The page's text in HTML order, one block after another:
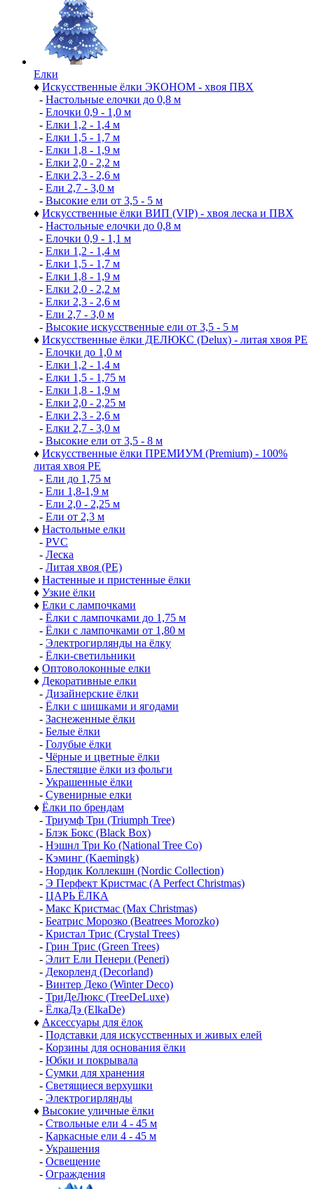
Елки
♦ Искусственные ёлки ЭКОНОМ - хвоя ПВХ
- Настольные елочки до 0,8 м
- Елочки 0,9 - 1,0 м
- Елки 1,2 - 1,4 м
- Елки 1,5 - 1,7 м
- Елки 1,8 - 1,9 м
- Елки 2,0 - 2,2 м
- Елки 2,3 - 2,6 м
- Ели 2,7 - 3,0 м
- Высокие ели от 3,5 - 5 м
♦ Искусственные ёлки ВИП (VIP) - хвоя леска и ПВХ
- Настольные елочки до 0,8 м
- Елочки 0,9 - 1,1 м
- Елки 1,2 - 1,4 м
- Елки 1,5 - 1,7 м
- Елки 1,8 - 1,9 м
- Елки 2,0 - 2,2 м
- Елки 2,3 - 2,6 м
- Ели 2,7 - 3,0 м
- Высокие искусственные ели от 3,5 - 5 м
♦ Искусственные ёлки ДЕЛЮКС (Delux) - литая хвоя РЕ
- Елочки до 1,0 м
- Елки 1,2 - 1,4 м
- Елки 1,5 - 1,75 м
- Елки 1,8 - 1,9 м
- Елки 2,0 - 2,25 м
- Елки 2,3 - 2,6 м
- Елки 2,7 - 3,0 м
- Высокие ели от 3,5 - 8 м
♦ Искусственные ёлки ПРЕМИУМ (Premium) - 100%
литая хвоя РЕ
- Ели до 1,75 м
- Ели 1,8-1,9 м
- Ели 2,0 - 2,25 м
- Ели от 2,3 м
♦ Настольные елки
- PVC
- Леска
- Литая хвоя (РЕ)
♦ Настенные и пристенные ёлки
♦ Узкие ёлки
♦ Елки с лампочками
- Ёлки с лампочками до 1,75 м
- Ёлки с лампочками от 1,80 м
- Электрогирлянды на ёлку
- Ёлки-светильники
♦ Оптоволоконные елки
♦ Декоративные елки
- Дизайнерские ёлки
- Ёлки с шишками и ягодами
- Заснеженные ёлки
- Белые ёлки
- Голубые ёлки
- Чёрные и цветные ёлки
- Блестящие ёлки из фольги
- Украшенные ёлки
- Сувенирные елки
♦ Ёлки по брендам
- Триумф Три (Triumph Tree)
- Блэк Бокс (Black Box)
- Нэшнл Три Ко (National Tree Co)
- Кэминг (Kaemingk)
- Нордик Коллекшн (Nordic Collection)
- Э Перфект Кристмас (A Perfect Christmas)
- ЦАРЬ ЁЛКА
- Макс Кристмас (Max Christmas)
- Беатрис Морозко (Beatrees Morozko)
- Кристал Трис (Crystal Trees)
- Грин Трис (Green Trees)
- Элит Ели Пенери (Peneri)
- Декорленд (Decorland)
- Винтер Деко (Winter Deco)
- ТриДеЛюкс (TreeDeLuxe)
- ЁлкаДэ (ElkaDe)
♦ Аксессуары для ёлок
- Подставки для искусственных и живых елей
- Корзины для основания ёлки
- Юбки и покрывала
- Сумки для хранения
- Светящиеся верхушки
- Электрогирлянды
♦ Высокие уличные ёлки
- Ствольные ели 4 - 45 м
- Каркасные ели 4 - 45 м
- Украшения
- Освещение
- Ограждения